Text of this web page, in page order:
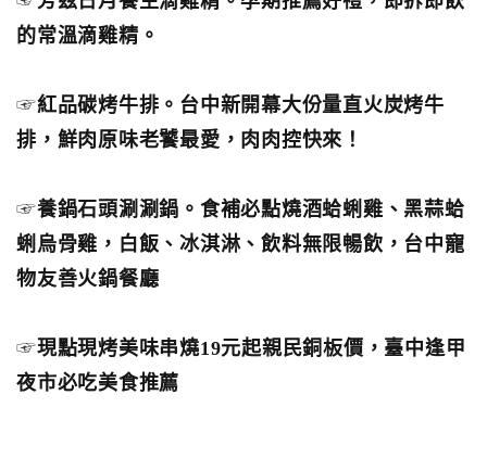
的常溫滴雞精。
☞紅品碳烤牛排。台中新開幕大份量直火炭烤牛
排，鮮肉原味老饕最愛，肉肉控快來！
☞養鍋石頭涮涮鍋。食補必點燒酒蛤蜊雞、黑蒜蛤
蜊烏骨雞，白飯、冰淇淋、飲料無限暢飲，台中寵
物友善火鍋餐廳
☞現點現烤美味串燒19元起親民銅板價，臺中逢甲
夜市必吃美食推薦